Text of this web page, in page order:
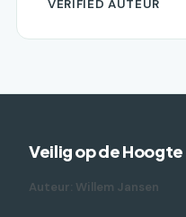
VERIFIED AUTEUR
Veilig op de Hoogte
Auteur: Willem Jansen